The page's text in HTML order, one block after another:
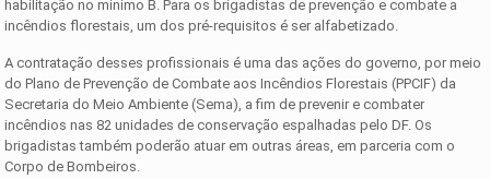
habilitação no mínimo B. Para os brigadistas de prevenção e combate a
incêndios florestais, um dos pré-requisitos é ser alfabetizado.
A contratação desses profissionais é uma das ações do governo, por meio
do Plano de Prevenção de Combate aos Incêndios Florestais (PPCIF) da
Secretaria do Meio Ambiente (Sema), a fim de prevenir e combater
incêndios nas 82 unidades de conservação espalhadas pelo DF. Os
brigadistas também poderão atuar em outras áreas, em parceria com o
Corpo de Bombeiros.